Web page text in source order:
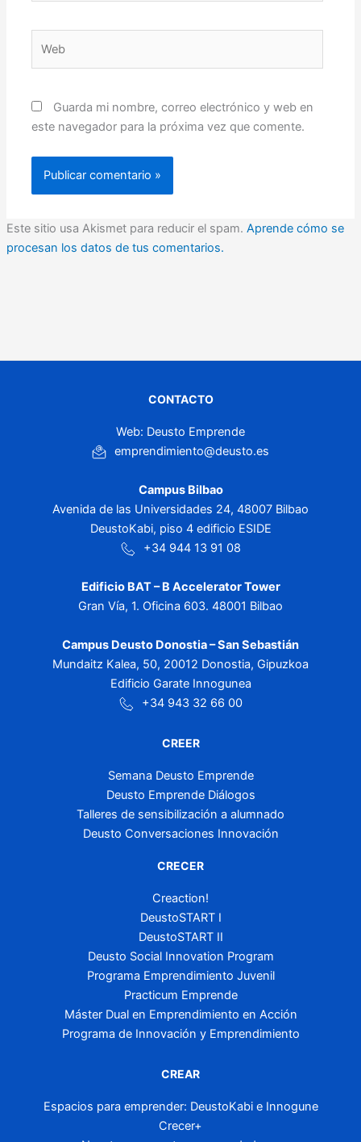
Guarda mi nombre, correo electrónico y web en
este navegador para la próxima vez que comente.
Este sitio usa Akismet para reducir el spam. Aprende cómo se
procesan los datos de tus comentarios.
CONTACTO
Web: Deusto Emprende
emprendimiento@deusto.es
Campus Bilbao
Avenida de las Universidades 24, 48007 Bilbao
DeustoKabi, piso 4 edificio ESIDE
+34 944 13 91 08
Edificio BAT – B Accelerator Tower
Gran Vía, 1. Oficina 603. 48001 Bilbao
Campus Deusto Donostia – San Sebastián
Mundaitz Kalea, 50, 20012 Donostia, Gipuzkoa
Edificio Garate Innogunea
+34 943 32 66 00
CREER
Semana Deusto Emprende
Deusto Emprende Diálogos
Talleres de sensibilización a alumnado
Deusto Conversaciones Innovación
CRECER
Creaction!
DeustoSTART I
DeustoSTART II
Deusto Social Innovation Program
Programa Emprendimiento Juvenil
Practicum Emprende
Máster Dual en Emprendimiento en Acción
Programa de Innovación y Emprendimiento
CREAR
Espacios para emprender: DeustoKabi e Innogune
Crecer+